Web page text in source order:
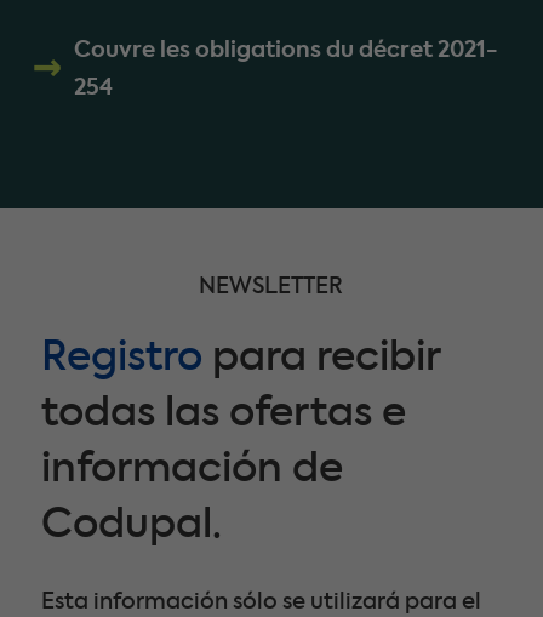
Couvre les obligations du décret 2021-
254
NEWSLETTER
Registro para recibir
todas las ofertas e
información de
Codupal.
Esta información sólo se utilizará para el